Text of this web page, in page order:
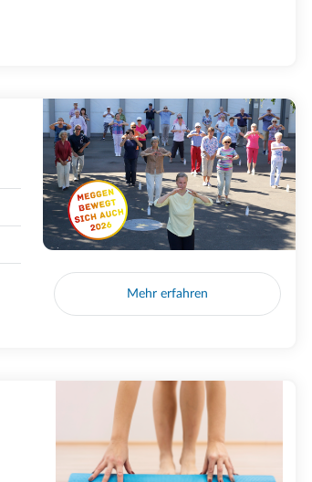
Mehr erfahren